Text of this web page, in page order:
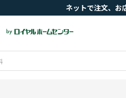
ネットで注文、お